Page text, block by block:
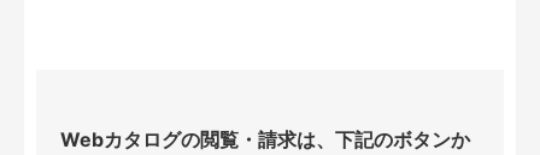
Webカタログの閲覧・請求は、下記のボタンか